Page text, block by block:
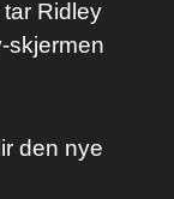
Ridley
skjermen
den nye